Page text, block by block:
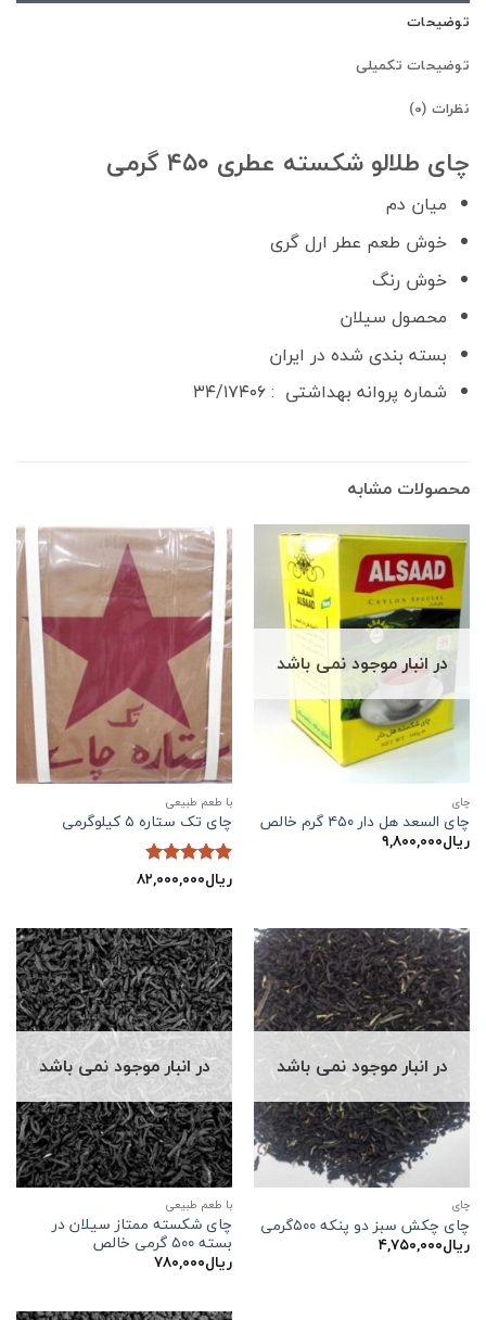
توضیحات
توضیحات تکمیلی
نظرات (0)
چای طلالو شکسته عطری ۴۵۰ گرمی
میان دم
خوش طعم عطر ارل گری
خوش رنگ
محصول سیلان
بسته بندی شده در ایران
شماره پروانه بهداشتی : ۳۴/۱۷۴۰۶
محصولات مشابه
در انبار موجود نمی باشد
چاي
چای السعد هل دار ۴۵۰ گرم خالص
ریال۹,۸۰۰,۰۰۰
با طعم طبیعی
چای تک ستاره ۵ کیلوگرمی
نمره5 از
ریال۸۲,۰۰۰,۰۰۰
در انبار موجود نمی باشد
چاي
چای چکش سبز دو پنکه ۵۰۰گرمی
ریال۴,۷۵۰,۰۰۰
در انبار موجود نمی باشد
با طعم طبیعی
چای شکسته ممتاز سیلان در
بسته ۵۰۰ گرمی خالص
ریال۷۸۰,۰۰۰